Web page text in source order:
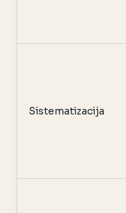
Sistematizacija